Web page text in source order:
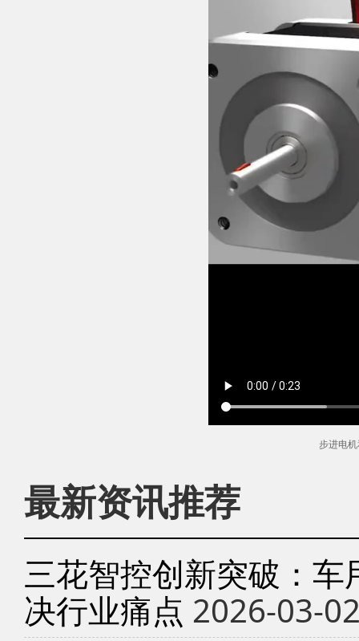
步进电
最新资讯推荐
三花智控创新突破：
决行业痛点 2026-03-